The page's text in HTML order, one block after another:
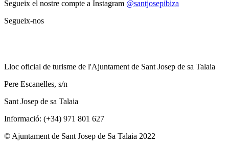
Segueix el nostre compte a Instagram @santjosepibiza
Segueix-nos
Lloc oficial de turisme de l'Ajuntament de Sant Josep de sa Talaia
Pere Escanelles, s/n
Sant Josep de sa Talaia
Informació: (+34) 971 801 627
© Ajuntament de Sant Josep de Sa Talaia 2022